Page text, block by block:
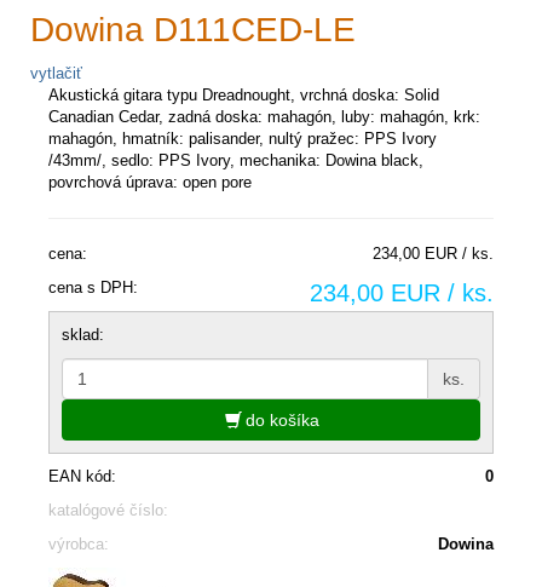
Dowina D111CED-LE
vytlačiť
Akustická gitara typu Dreadnought, vrchná doska: Solid
Canadian Cedar, zadná doska: mahagón, luby: mahagón, krk:
mahagón, hmatník: palisander, nultý pražec: PPS Ivory
/43mm/, sedlo: PPS Ivory, mechanika: Dowina black,
povrchová úprava: open pore
cena:
234,00 EUR / ks.
cena s DPH:
234,00 EUR / ks.
sklad:
ks.
do košíka
EAN kód:
0
katalógové číslo:
výrobca:
Dowina